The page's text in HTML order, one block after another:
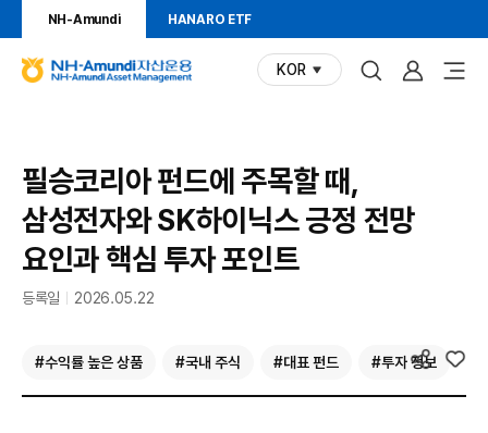
NH-Amundi HANARO ETF
N
A
m
u
n
d
i
자
운
N
KOR
(현재
투
자
정
보
필승코리아 펀드에 주목할 때,
삼성전자와 SK하이닉스 긍정 전망
요인과 핵심 투자 포인트
등록일 2026.05.22
관련
태그
#수익률 높은 상품 #국내 주식 #대표 펀드 #투자 정보
공유
관심등록